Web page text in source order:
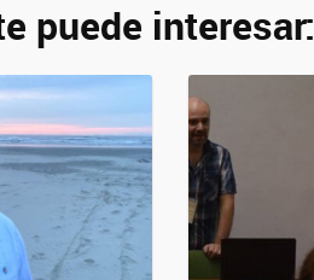
puede interesar: